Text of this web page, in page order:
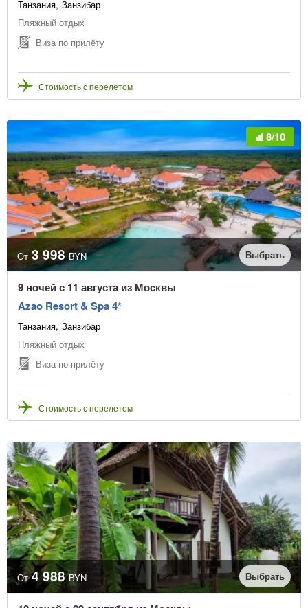
Танзания Занзибар
Пляжный отдых
Виза по прилёту
Стоимость с перелетом
8/10
От 3 998 BYN Выбрать
9 ночей с 11 августа из Москвы
Azao Resort & Spa 4*
Танзания Занзибар
Пляжный отдых
Виза по прилёту
Стоимость с перелетом
От 4 988 BYN Выбрать